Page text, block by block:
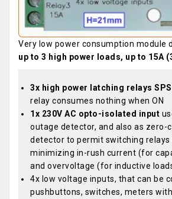
Very low power consumption module
up to 3 high power loads, up to 15A
3x high power latching relays
relay consumes nothing when ON
1x 230V AC opto-isolated input
outage detector, and also as zero-
detector to permit switching
minimizing in-rush current (for
and overvoltage (for inductive
4x low voltage inputs, that can be
pushbuttons, switches, meters